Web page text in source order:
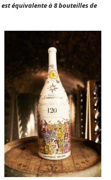
équivalente à 8 bouteilles de